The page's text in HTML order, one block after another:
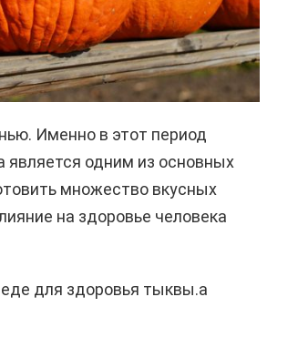
Именно в этот период
является одним из основных
множество вкусных
на здоровье человека
для здоровья тыквы.а